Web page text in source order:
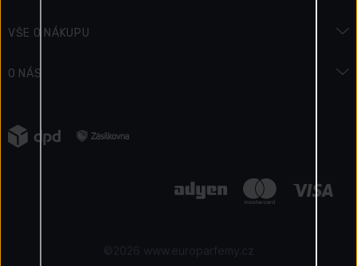
Podmínky soutěže
VŠE O NÁKUPU
Vrácení zboží
Reklamace
O NÁS
Obchodní podmínky
©2026 www.europarfemy.cz